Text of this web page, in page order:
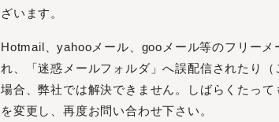
ざいます。
Hotmail、yahooメール、gooメール等のフリー
れ、「迷惑メールフォルダ」へ誤配信されたり
場合、弊社では解決できません。しばらくたっ
を変更し、再度お問い合わせ下さい。